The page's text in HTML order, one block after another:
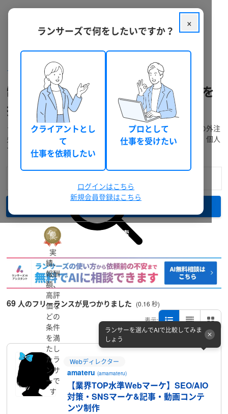
クラウドソーシング ランサーズ フリーランスを探す
制作ディレクションのフリーランスを
探す
ランサーズには、経験豊富なフリーランスが多数在籍。プロの外注
先に発注・仕事依頼をしたい方は料金や実績で検索できます。個人
で仕事を受注したい方には無料登録がおすすめです。
詳細検索
69 人のフリーランスが見つかりました (0.16 秒)
表示:
実
績、
報酬
額、
高評
価な
どの
条件
を満
たし
たラ
ンサ
ーで
す
Webディレクター
amateru(amamateru)
【業界TOP水準Webマーケ】SEO/AIO
対策・SNSマーケ&記事・動画コンテ
ンツ制作
ランサーを選んでAIで比較してみま
しょう
×
ランサーズで何をしたいですか？
クライアントとし
て
仕事を依頼したい
プロとして
仕事を受けたい
ログインはこちら
新規会員登録はこちら